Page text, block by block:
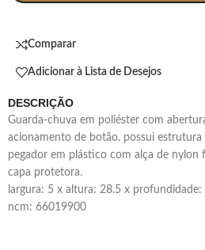
Comparar
Adicionar à Lista de Desejos
DESCRIÇÃO
guarda-chuva em poliéster com abertura automática por
acionamento de botão. possui
pegador em plástico com alça de nylon
capa protetora.
largura: 5 x altura: 28.5 x profundidade:
ncm: 66019900